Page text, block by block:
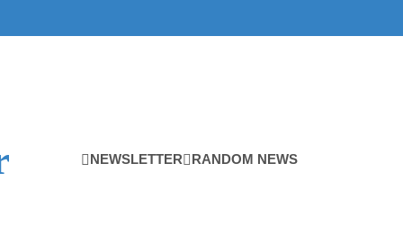
NEWSLETTER RANDOM NEWS